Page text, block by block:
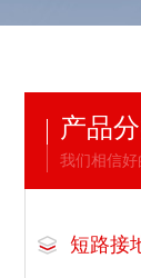
产品
我们相信好
短路接